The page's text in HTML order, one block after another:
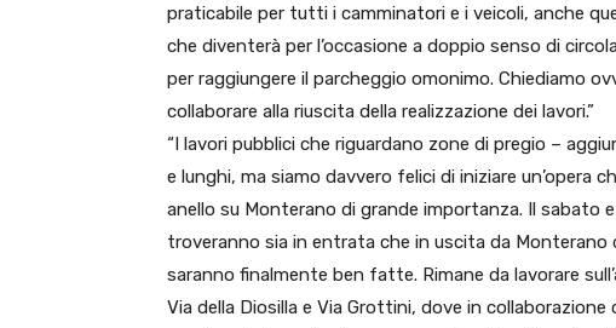
praticabile per tutti i camminatori e i veicoli, anche
che diventerà per l’occasione a doppio senso di
per raggiungere il parcheggio omonimo. Chiediamo
collaborare alla riuscita della realizzazione dei lavori.”
“I lavori pubblici che riguardano zone di pregio –
e lunghi, ma siamo davvero felici di iniziare un’opera
anello su Monterano di grande importanza. Il sabato
troveranno sia in entrata che in uscita da
saranno finalmente ben fatte. Rimane da lavorare
Via della Diosilla e Via Grottini, dove in